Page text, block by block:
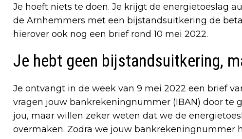
Je hoeft niets te doen. Je krijgt de energietoeslag
de Arnhemmers met een bijstandsuitkering de
hierover ook nog een brief rond 10 mei 2022.
Je hebt geen bijstandsuitkering,
Je ontvangt in de week van 9 mei 2022 een brief
vragen jouw bankrekeningnummer (IBAN) door te
jou, maar willen zeker weten dat we de
overmaken. Zodra we jouw bankrekeningnummer